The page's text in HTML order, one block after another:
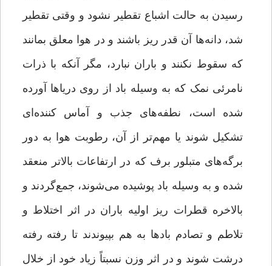
رسیدن به حالت اشباع تقطیر نشود و وقتی تقطیر
شد، دانه‌ها آن قدر ریز باشند و در هوا معلق بمانند
که سقوط نکنند و باران نبارد،‌ مگر آنکه با ذرات
نامرئی نمک که به وسیله باد از روی دریاها آورده
شده است، ‌نطفه‌های جذب و آماس کننده‌ای
تشکیل شوند یا مهم‌تر از آن، رطوبت هوا به دور
برگه‌های متبلور برف که در ارتفاعات بالاتر منعقد
شده و به وسیله باد پوشیده می‌شوند، جمع‌گردند و
بالاخره قطرات ریز اولیه باران در اثر اختلاط و
تلاطم و تصادم بادها به هم بپیوندند تا رفته رفته
درشت شوند و در اثر وزن نسبتاً زیاد خود از خلال